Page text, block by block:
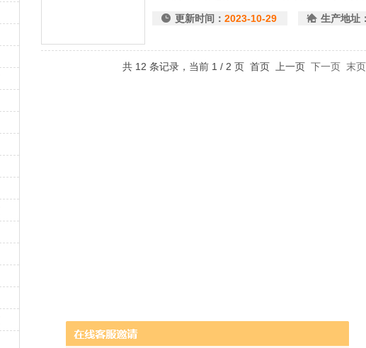
更新时间： 2023-10-29 生产地址：
共 12 条记录，当前 1 / 2 页 首页 上一页 下一页 末页